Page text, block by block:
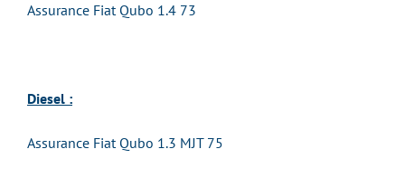
Assurance Fiat Qubo 1.4 73
Diesel :
Assurance Fiat Qubo 1.3 MJT 75